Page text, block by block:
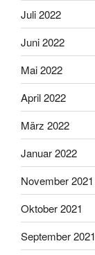
Juli 2022
Juni 2022
Mai 2022
April 2022
März 2022
Januar 2022
November 2021
Oktober 2021
September 2021